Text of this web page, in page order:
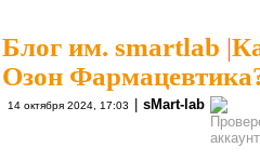
Блог им. smartlab |
Озон
14 октября 2024, 17:03 sMart-lab